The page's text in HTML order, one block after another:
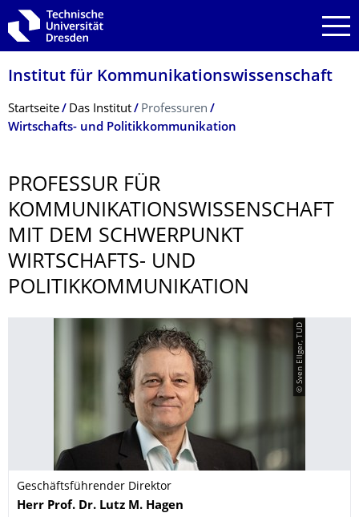
Zur Hauptnavigation springen
Zur Suche springen
Zum Inhalt springen
Institut für Kommunikationswis­senschaft
Breadcrumb-Menü
Startseite Das Institut
Professuren
Wirtschafts- und Politikkommunikation
PROFESSUR FÜR
KOMMUNIKATIONS­WISSENSCHAFT
MIT DEM SCHWERPUNKT
WIRTSCHAFTS- UND
POLITIKKOMMUNI­KATION
© Sven Ellger, TUD
Geschäftsführender Direktor
Name
Herr Prof. Dr. Lutz M. Hagen